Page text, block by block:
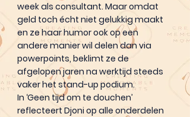
week als consultant. Maar omdat
geld toch écht niet gelukkig maakt
en ze haar humor ook op een
andere manier wil delen dan via
powerpoints, beklimt ze de
afgelopen jaren na werktijd steeds
vaker het stand-up podium.
In ‘Geen tijd om te douchen’
reflecteert Djoni op alle onderdelen